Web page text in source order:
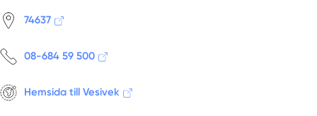
74637
08-684 59 500
Hemsida till Vesivek